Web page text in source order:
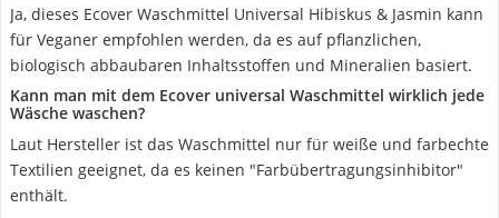
Ja, dieses Ecover Waschmittel Universal Hibiskus & Jasmin kann
für Veganer empfohlen werden, da es auf pflanzlichen,
biologisch abbaubaren Inhaltsstoffen und Mineralien basiert.
Kann man mit dem Ecover universal Waschmittel wirklich jede
Wäsche waschen?
Laut Hersteller ist das Waschmittel nur für weiße und farbechte
Textilien geeignet, da es keinen "Farbübertragungsinhibitor"
enthält.